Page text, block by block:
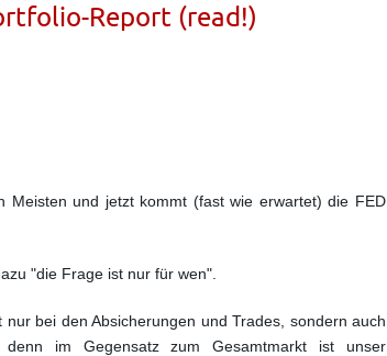
Report (read!)
Meisten und jetzt kommt (fast wie erwartet) die FED
"die Frage ist nur für wen".
bei den Absicherungen und Trades, sondern auch
denn im Gegensatz zumGesamtmarkt ist unser